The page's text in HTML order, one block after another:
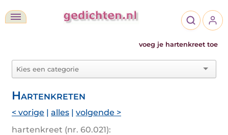
voeg je hartenkreet toe
Hartenkreten
< vorige | alles | volgende >
hartenkreet (nr. 60.021):